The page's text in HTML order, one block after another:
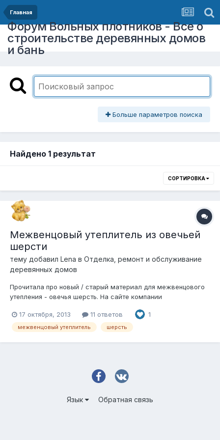
Главная
Форум Вольных плотников - Все о
строительстве деревянных домов
и бань
Больше параметров поиска
Найдено 1 результат
СОРТИРОВКА
Межвенцовый утеплитель из овечьей
шерсти
тему добавил Lena в Отделка, ремонт и обслуживание
деревянных домов
Прочитала про новый / старый материал для межвенцового
утепления - овечья шерсть. На сайте компании
красиво: 1. Шерстяное полотно из овечей шерсти - не
слеживается 2. У овечей шерсти высокие
17 октября, 2013 11 ответов 1
межвенцовый утеплитель шерсть
Язык Обратная связь